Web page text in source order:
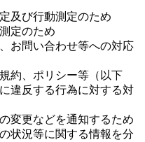
及び行動測定のため
定のため
お問い合わせ等への対応
約、ポリシー等（以下
違反する行為に対する対
変更などを通知するため
状況等に関する情報を分